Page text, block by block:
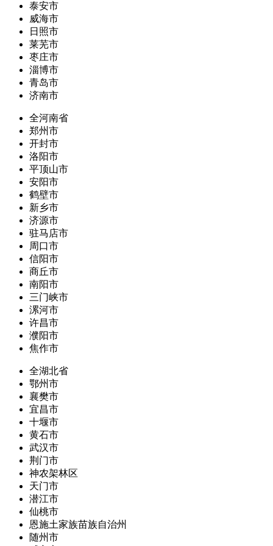
泰安市
威海市
日照市
莱芜市
枣庄市
淄博市
青岛市
济南市
全河南省
郑州市
开封市
洛阳市
平顶山市
安阳市
鹤壁市
新乡市
济源市
驻马店市
周口市
信阳市
商丘市
南阳市
三门峡市
漯河市
许昌市
濮阳市
焦作市
全湖北省
鄂州市
襄樊市
宜昌市
十堰市
黄石市
武汉市
荆门市
神农架林区
天门市
潜江市
仙桃市
恩施土家族苗族自治州
随州市